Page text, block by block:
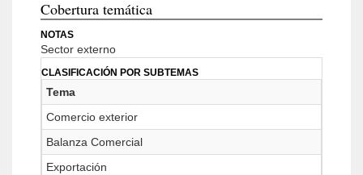
Cobertura temática
NOTAS
Sector externo
CLASIFICACIÓN POR SUBTEMAS
Tema
Comercio exterior
Balanza Comercial
Exportación